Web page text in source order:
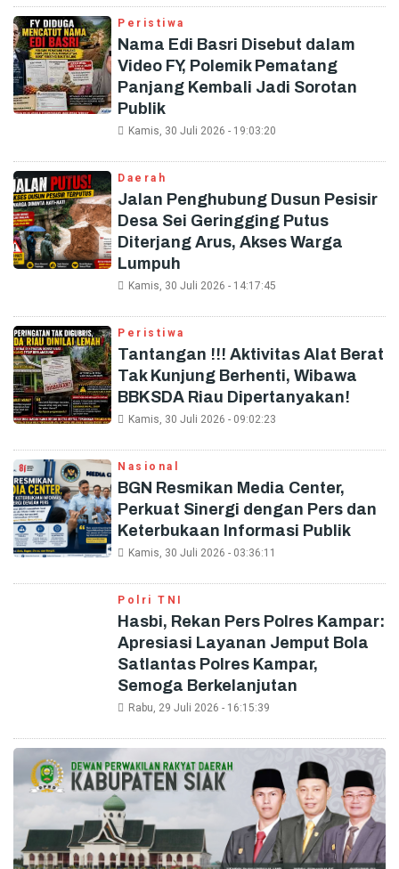
Peristiwa
Nama Edi Basri Disebut dalam
Video FY, Polemik Pematang
Panjang Kembali Jadi Sorotan
Publik
Kamis, 30 Juli 2026 - 19:03:20
Daerah
Jalan Penghubung Dusun Pesisir
Desa Sei Geringging Putus
Diterjang Arus, Akses Warga
Lumpuh
Kamis, 30 Juli 2026 - 14:17:45
Peristiwa
Tantangan !!! Aktivitas Alat Berat
Tak Kunjung Berhenti, Wibawa
BBKSDA Riau Dipertanyakan!
Kamis, 30 Juli 2026 - 09:02:23
Nasional
BGN Resmikan Media Center,
Perkuat Sinergi dengan Pers dan
Keterbukaan Informasi Publik
Kamis, 30 Juli 2026 - 03:36:11
Polri TNI
Hasbi, Rekan Pers Polres Kampar:
Apresiasi Layanan Jemput Bola
Satlantas Polres Kampar,
Semoga Berkelanjutan
Rabu, 29 Juli 2026 - 16:15:39